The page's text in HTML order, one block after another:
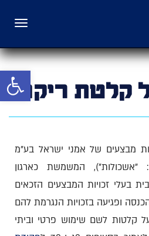
פתח
תפריט
קלטת ריקה
מבצעים של אמני ישראל בע"מ
(להלן: "אשכולות"), המשמשת כארגון
בעלי זכויות המבצעים הזכאים
ופגיעה בזכויות הנגרמת להם
קלטות לשם שימוש פרטי וביתי